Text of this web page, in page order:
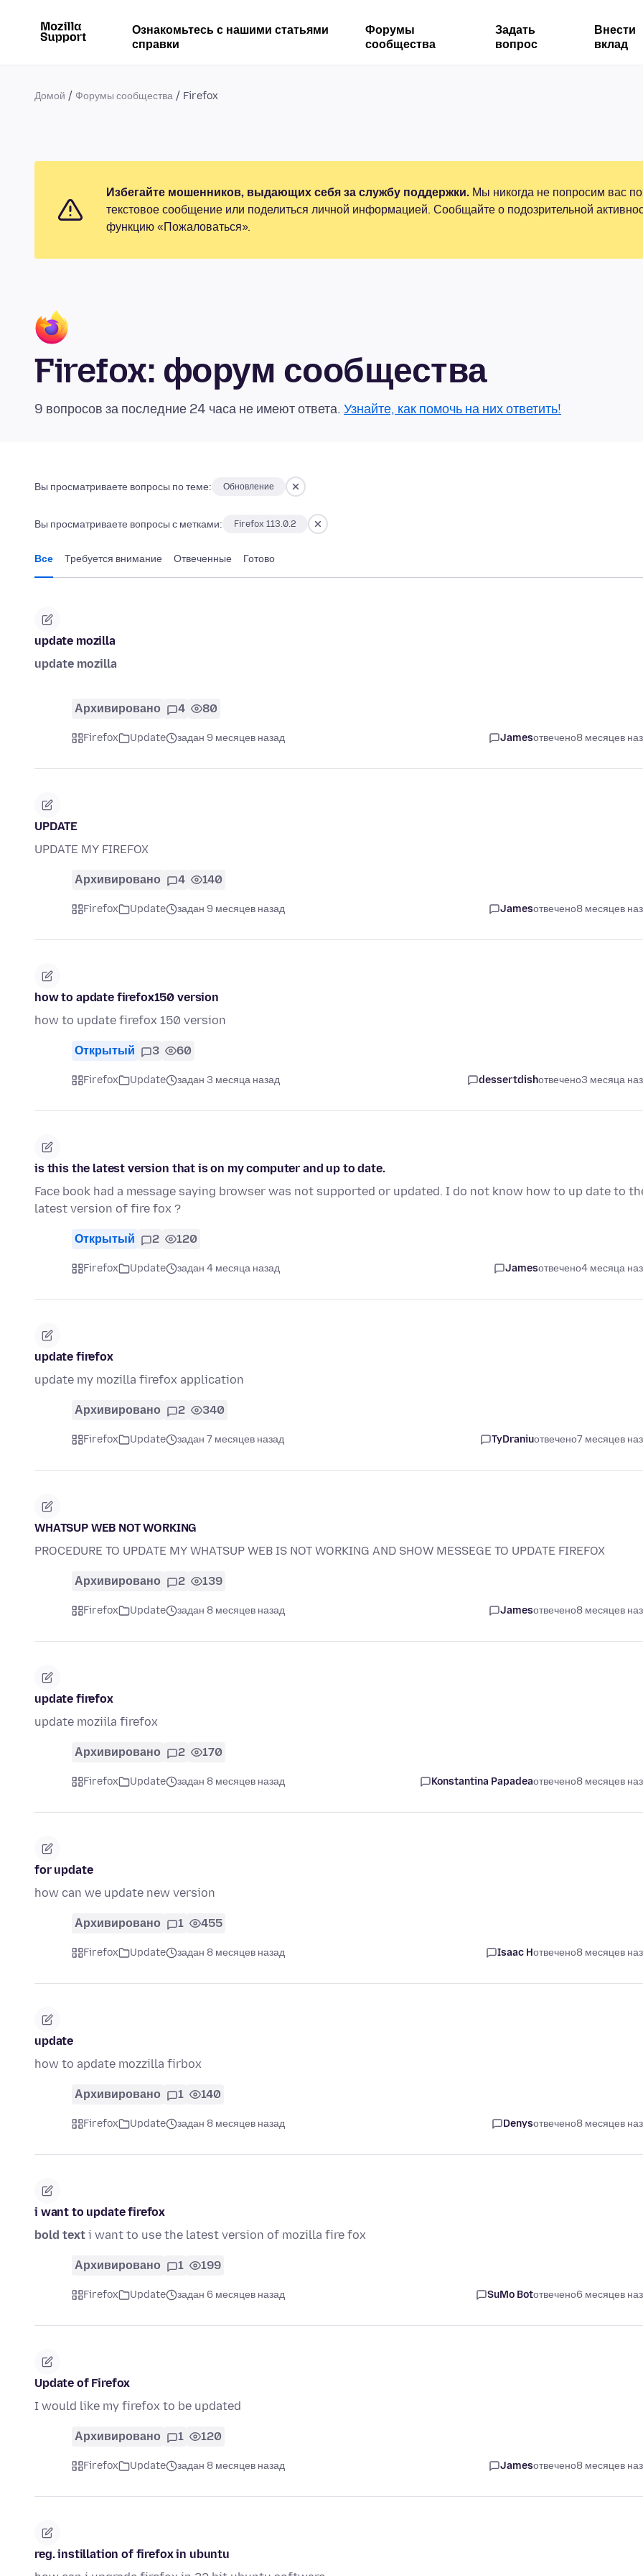
Ознакомьтесь с нашими статьями
справки
Форумы
сообщества
Задать
вопрос
Внести
вклад
Домой Форумы сообщества Firefox
Избегайте мошенников, выдающих себя за службу поддержки. Мы никогда не попросим вас
текстовое сообщение или поделиться личной информацией. Сообщайте о подозрительной
функцию «Пожаловаться».
Firefox: форум сообщества
9 вопросов за последние 24 часа не имеют ответа. Узнайте, как помочь на них ответить!
Вы просматриваете вопросы по теме: Обновление
Вы просматриваете вопросы с метками: Firefox 113.0.2
Все Требуется внимание Отвеченные Готово
update mozilla
update mozilla
Архивировано 4 80
Firefox Update задан 9 месяцев назад Jamesотвечено8 месяцев
UPDATE
UPDATE MY FIREFOX
Архивировано 4 140
Firefox Update задан 9 месяцев назад Jamesотвечено8 месяцев
how to apdate firefox150 version
how to update firefox 150 version
Открытый 3 60
Firefox Update задан 3 месяца назад dessertdishотвечено3 месяца
is this the latest version that is on my computer and up to date.
Face book had a message saying browser was not supported or updated. I do not know how to up date to
latest version of fire fox ?
Открытый 2 120
Firefox Update задан 4 месяца назад Jamesотвечено4 месяца
update firefox
update my mozilla firefox application
Архивировано 2 340
Firefox Update задан 7 месяцев назад TyDraniuотвечено7 месяцев
WHATSUP WEB NOT WORKING
PROCEDURE TO UPDATE MY WHATSUP WEB IS NOT WORKING AND SHOW MESSEGE TO UPDATE FIREFOX
Архивировано 2 139
Firefox Update задан 8 месяцев назад Jamesотвечено8 месяцев
update firefox
update moziila firefox
Архивировано 2 170
Firefox Update задан 8 месяцев назад Konstantina Papadeaотвечено8 месяцев
for update
how can we update new version
Архивировано 1 455
Firefox Update задан 8 месяцев назад Isaac Hотвечено8 месяцев
update
how to apdate mozzilla firbox
Архивировано 1 140
Firefox Update задан 8 месяцев назад Denysотвечено8 месяцев
i want to update firefox
bold text i want to use the latest version of mozilla fire fox
Архивировано 1 199
Firefox Update задан 6 месяцев назад SuMo Botотвечено6 месяцев
Update of Firefox
I would like my firefox to be updated
Архивировано 1 120
Firefox Update задан 8 месяцев назад Jamesотвечено8 месяцев
reg. instillation of firefox in ubuntu